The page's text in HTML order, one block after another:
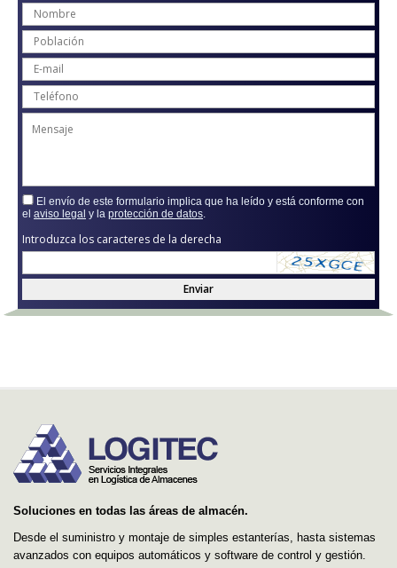
El envío de este formulario implica que ha leído y está conforme con
el aviso legal y la protección de datos
Introduzca los caracteres de la derecha
Enviar
Soluciones en todas las áreas de almacén.
Desde el suministro y montaje de simples estanterías, hasta sistemas
avanzados con equipos automáticos y software de control y gestión.